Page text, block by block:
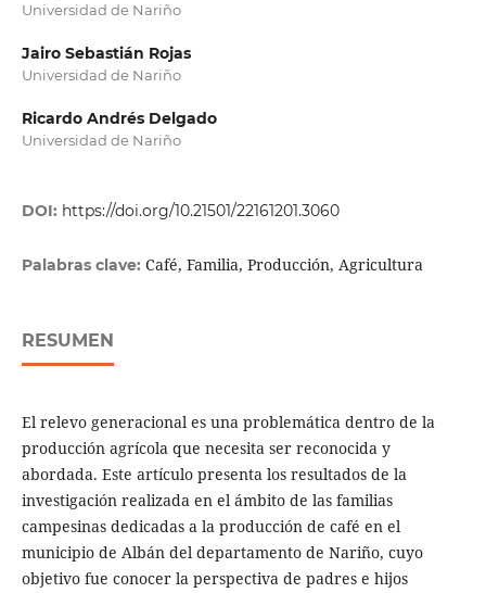
Universidad de Nariño
Jairo Sebastián Rojas
Universidad de Nariño
Ricardo Andrés Delgado
Universidad de Nariño
DOI: https://doi.org/10.21501/22161201.3060
Palabras clave: Café, Familia, Producción, Agricultura
RESUMEN
El relevo generacional es una problemática dentro de la
producción agrícola que necesita ser reconocida y
abordada. Este artículo presenta los resultados de la
investigación realizada en el ámbito de las familias
campesinas dedicadas a la producción de café en el
municipio de Albán del departamento de Nariño, cuyo
objetivo fue conocer la perspectiva de padres e hijos